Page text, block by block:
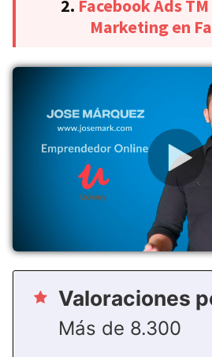
2. Facebook Ads
Marketing en
Valoraciones
Más de 8.300